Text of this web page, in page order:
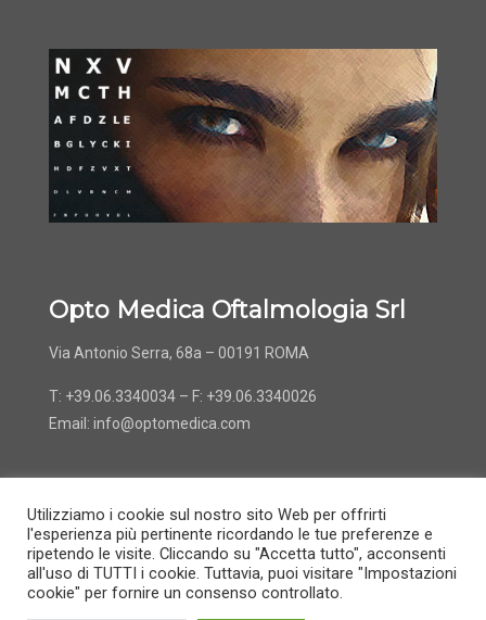
Opto Medica Oftalmologia Srl
Via Antonio Serra, 68a – 00191 ROMA
T: +39.06.3340034 – F: +39.06.3340026
Email: info@optomedica.com
© 2022 OptoMedica -Informativa e Privacy -Gestione
Utilizziamo i cookie sul nostro sito Web per offrirti
l'esperienza più pertinente ricordando le tue preferenze e
ripetendo le visite. Cliccando su "Accetta tutto", acconsenti
all'uso di TUTTI i cookie. Tuttavia, puoi visitare "Impostazioni
cookie" per fornire un consenso controllato.